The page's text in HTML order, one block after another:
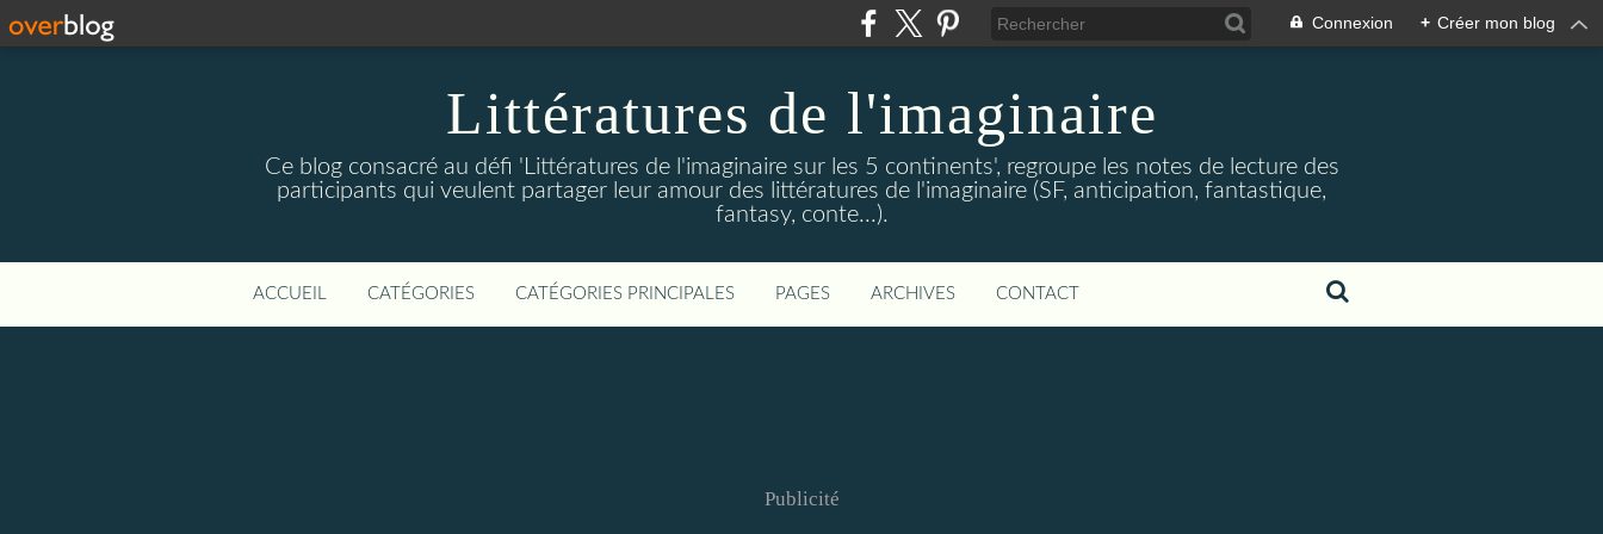
Connexion + Créer mon blog
Littératures de l'imaginaire
Ce blog consacré au défi 'Littératures de l'imaginaire sur les 5 continents', regroupe les notes de lecture des
participants qui veulent partager leur amour des littératures de l'imaginaire (SF, anticipation, fantastique,
fantasy, conte...).
ACCUEIL CATÉGORIES CATÉGORIES PRINCIPALES PAGES ARCHIVES CONTACT
Publicité